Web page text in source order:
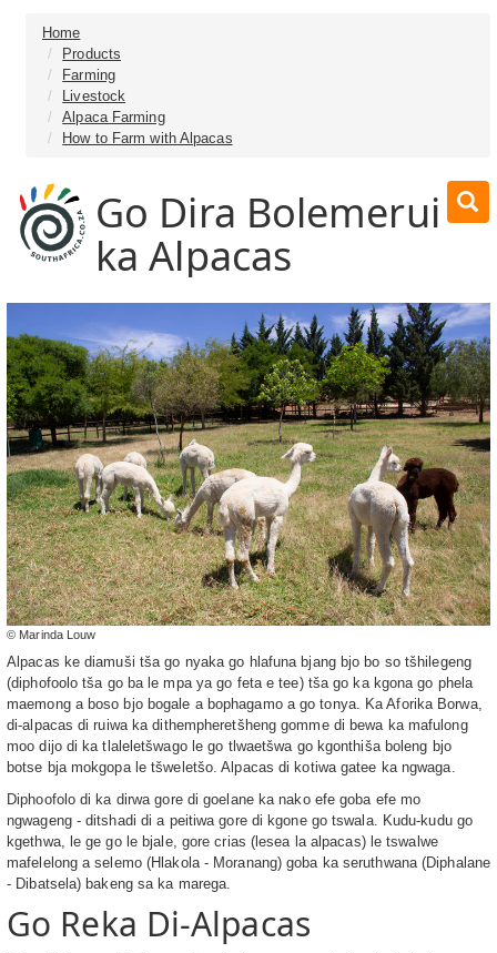
Home
Products
Farming
Livestock
Alpaca Farming
How to Farm with Alpacas
Go Dira Bolemerui
ka Alpacas
© Marinda Louw
Alpacas ke diamuši tša go nyaka go hlafuna bjang bjo bo so tšhilegeng
(diphofoolo tša go ba le mpa ya go feta e tee) tša go ka kgona go phela
maemong a boso bjo bogale a bophagamo a go tonya. Ka Aforika Borwa,
di-alpacas di ruiwa ka dithempheretšheng gomme di bewa ka mafulong
moo dijo di ka tlaleletšwago le go tlwaetšwa go kgonthiša boleng bjo
botse bja mokgopa le tšweletšo. Alpacas di kotiwa gatee ka ngwaga.
Diphoofolo di ka dirwa gore di goelane ka nako efe goba efe mo
ngwageng - ditshadi di a peitiwa gore di kgone go tswala. Kudu-kudu go
kgethwa, le ge go le bjale, gore crias (lesea la alpacas) le tswalwe
mafelelong a selemo (Hlakola - Moranang) goba ka seruthwana (Diphalane
- Dibatsela) bakeng sa ka marega.
Go Reka Di-Alpacas